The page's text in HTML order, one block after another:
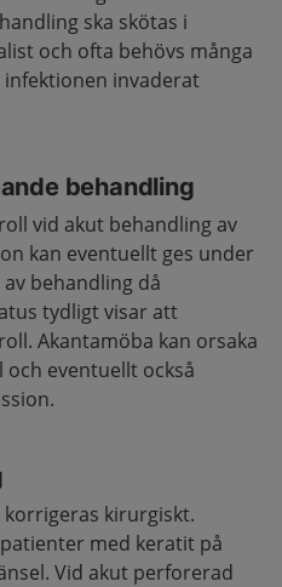
ska skötas i
och ofta behövs många
invaderat
behandling
vid akut behandling av
kan eventuellt ges under
behandling då
tydligt visar att
Akantamöba kan orsaka
och eventuellt också
kirurgiskt.
med keratit på
Vid akut perforerad